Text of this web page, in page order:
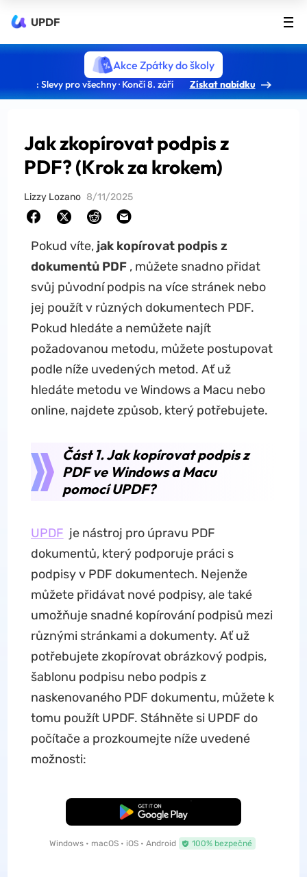
UPDF
Akce Zpátky do školy
: Slevy pro všechny · Končí 8. září Získat nabídku
Jak zkopírovat podpis z
PDF? (Krok za krokem)
Lizzy Lozano 8/11/2025
Pokud víte, jak kopírovat podpis z
dokumentů PDF, můžete snadno přidat
svůj původní podpis na více stránek nebo
jej použít v různých dokumentech PDF.
Pokud hledáte a nemůžete najít
požadovanou metodu, můžete postupovat
podle níže uvedených metod. Ať už
hledáte metodu ve Windows a Macu nebo
online, najdete způsob, který potřebujete.
Část 1. Jak kopírovat podpis z
PDF ve Windows a Macu
pomocí UPDF?
UPDF je nástroj pro úpravu PDF
dokumentů, který podporuje práci s
podpisy v PDF dokumentech. Nejenže
můžete přidávat nové podpisy, ale také
umožňuje snadné kopírování podpisů mezi
různými stránkami a dokumenty. Ať už
potřebujete zkopírovat obrázkový podpis,
šablonu podpisu nebo podpis z
naskenovaného PDF dokumentu, můžete k
tomu použít UPDF. Stáhněte si UPDF do
počítače a prozkoumejte níže uvedené
možnosti:
Bezplatné stažení
Windows • macOS • iOS • Android 100% bezpečné